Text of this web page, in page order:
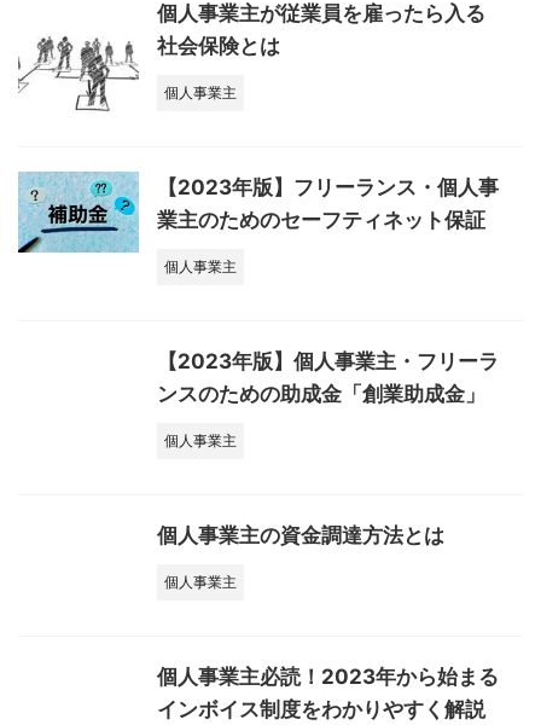
個人事業主が従業員を雇ったら入る
社会保険とは
個人事業主
【2023年版】フリーランス・個人事
業主のためのセーフティネット保証
個人事業主
【2023年版】個人事業主・フリーラ
ンスのための助成金「創業助成金」
個人事業主
個人事業主の資金調達方法とは
個人事業主
個人事業主必読！2023年から始まる
インボイス制度をわかりやすく解説